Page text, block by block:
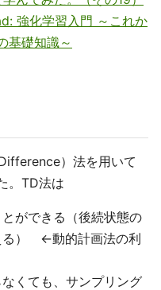
強化学習入門 ～これか
基礎知識～
）法を用いて
。TD法は
ができる（後続状態の
る） ←動的計画法の利
くても、サンプリング